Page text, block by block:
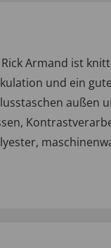
Rick Armand ist
und ein
außen